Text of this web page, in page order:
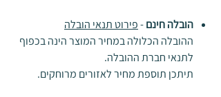
הובלה חינם-פירוט תנאי הובלה
ההובלה הכלולה במחיר המוצר הינה בכפוף
לתנאי חברת ההובלה.
תיתכן תוספת מחיר לאזורים מרוחקים.